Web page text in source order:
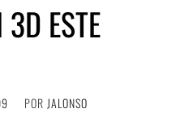
ESTE
POR JALONSO